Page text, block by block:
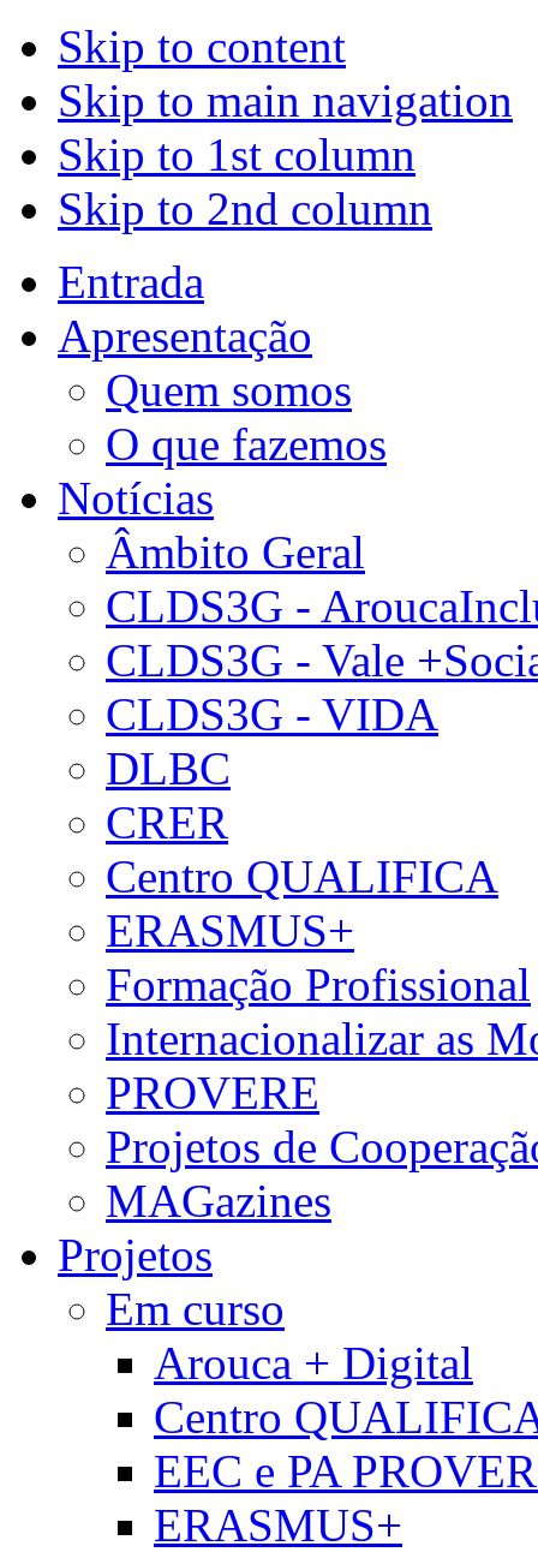
Skip to content
Skip to main navigation
Skip to 1st column
Skip to 2nd column
Entrada
Apresentação
Quem somos
O que fazemos
Notícias
Âmbito Geral
CLDS3G -
CLDS3G - Vale
CLDS3G - VIDA
DLBC
CRER
Centro QUALIFICA
ERASMUS+
Formação Profissional
Internacionalizar as
PROVERE
Projetos de
MAGazines
Projetos
Em curso
Arouca + Digital
Centro
EEC e PA
ERASMUS+